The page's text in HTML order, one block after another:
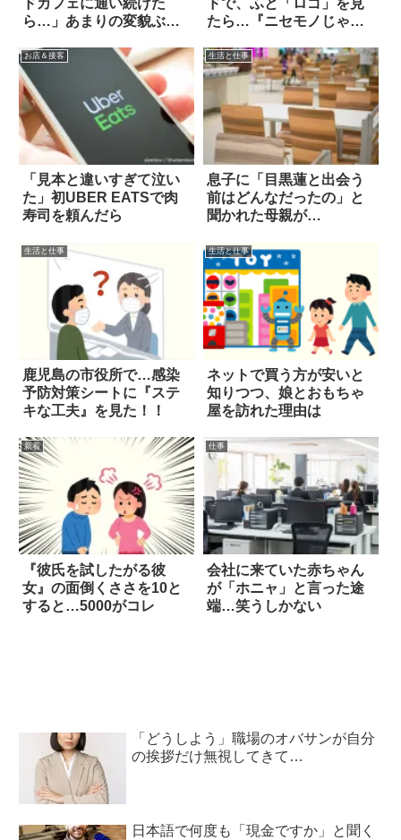
ら…」あまりの変貌ぶり
たら…『ニセモノじゃな
お店＆接客
「見本と違いすぎて泣い
た」初UBER EATSで肉
寿司を頼んだら
生活と仕事
息子に「目黒蓮と出会う
前はどんなだったの」と
聞かれた母親が…
生活と仕事
鹿児島の市役所で…感染
予防対策シートに『ステ
キな工夫』を見た！！
生活と仕事
ネットで買う方が安いと
知りつつ、娘とおもちゃ
屋を訪れた理由は
新着
『彼氏を試したがる彼
女』の面倒くささを10と
すると…5000がコレ
仕事
会社に来ていた赤ちゃん
が「ホニャ」と言った途
端…笑うしかない
「どうしよう」職場のオバサンが自分
の挨拶だけ無視してきて…
日本語で何度も「現金ですか」と聞く